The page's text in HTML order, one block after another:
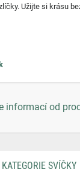
Užijte si krásu
informací od
SVÍČKY